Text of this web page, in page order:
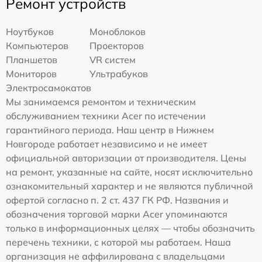
Ноутбуков
Моноблоков
Компьютеров
Проекторов
Планшетов
VR систем
Мониторов
Ультрабуков
Электросамокатов
Мы занимаемся ремонтом и техническим
обслуживанием техники Acer по истечении
гарантийного периода. Наш центр в Нижнем
Новгороде работает независимо и не имеет
официальной авторизации от производителя. Цены
на ремонт, указанные на сайте, носят исключительно
ознакомительный характер и не являются публичной
офертой согласно п. 2 ст. 437 ГК РФ. Названия и
обозначения торговой марки Acer упоминаются
только в информационных целях — чтобы обозначить
перечень техники, с которой мы работаем. Наша
организация не аффилирована с владельцами